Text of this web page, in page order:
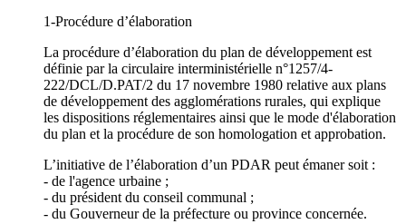
1-Procédure d’élaboration
La procédure d’élaboration du plan de développement est
définie par la circulaire interministérielle n°1257/4-
222/DCL/D.PAT/2 du 17 novembre 1980 relative aux plans
de développement des agglomérations rurales, qui explique
les dispositions réglementaires ainsi que le mode d'élaboration
du plan et la procédure de son homologation et approbation.
L’initiative de l’élaboration d’un PDAR peut émaner soit :
- de l'agence urbaine ;
- du président du conseil communal ;
- du Gouverneur de la préfecture ou province concernée.